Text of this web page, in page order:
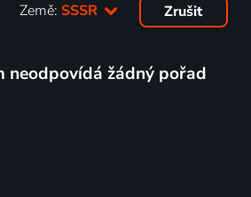
Země:SSSR Zrušit
neodpovídá žádný pořad